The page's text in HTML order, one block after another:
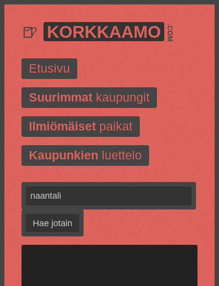
🍺 KORKKAAMO .COM
Etusivu
Suurimmatkaupungit
Ilmiömäisetpaikat
Kaupunkien luettelo
Hae jotain